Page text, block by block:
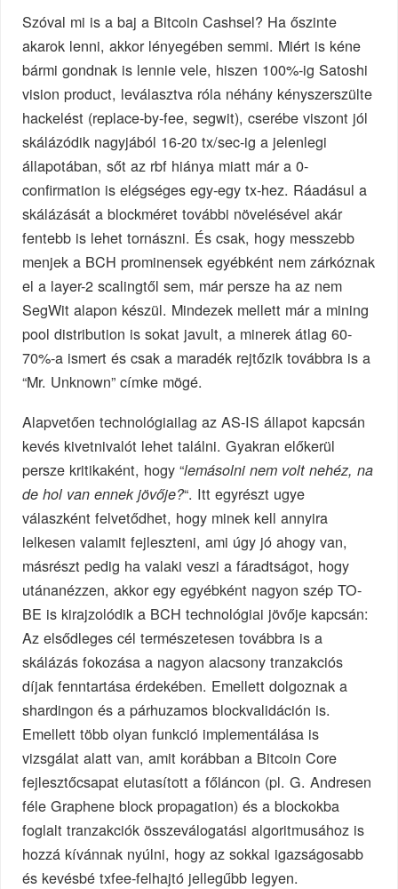
Szóval mi is a baj a Bitcoin Cashsel? Ha őszinte
akarok lenni, akkor lényegében semmi. Miért is kéne
bármi gondnak is lennie vele, hiszen 100%-ig Satoshi
vision product, leválasztva róla néhány kényszerszülte
hackelést (replace-by-fee, segwit), cserébe viszont jól
skálázódik nagyjából 16-20 tx/sec-ig a jelenlegi
állapotában, sőt az rbf hiánya miatt már a 0-
confirmation is elégséges egy-egy tx-hez. Ráadásul a
skálázását a blockméret további növelésével akár
fentebb is lehet tornászni. És csak, hogy messzebb
menjek a BCH prominensek egyébként nem zárkóznak
el a layer-2 scalingtől sem, már persze ha az nem
SegWit alapon készül. Mindezek mellett már a mining
pool distribution is sokat javult, a minerek átlag 60-
70%-a ismert és csak a maradék rejtőzik továbbra is a
“Mr. Unknown” címke mögé.
Alapvetően technológiailag az AS-IS állapot kapcsán
kevés kivetnivalót lehet találni. Gyakran előkerül
persze kritikaként, hogy “lemásolni nem volt nehéz, na
de hol van ennek jövője?“. Itt egyrészt ugye
válaszként felvetődhet, hogy minek kell annyira
lelkesen valamit fejleszteni, ami úgy jó ahogy van,
másrészt pedig ha valaki veszi a fáradtságot, hogy
utánanézzen, akkor egy egyébként nagyon szép TO-
BE is kirajzolódik a BCH technológiai jövője kapcsán:
Az elsődleges cél természetesen továbbra is a
skálázás fokozása a nagyon alacsony tranzakciós
díjak fenntartása érdekében. Emellett dolgoznak a
shardingon és a párhuzamos blockvalidáción is.
Emellett több olyan funkció implementálása is
vizsgálat alatt van, amit korábban a Bitcoin Core
fejlesztőcsapat elutasított a főláncon (pl. G. Andresen
féle Graphene block propagation) és a blockokba
foglalt tranzakciók összeválogatási algoritmusához is
hozzá kívánnak nyúlni, hogy az sokkal igazságosabb
és kevésbé txfee-felhajtó jellegűbb legyen.